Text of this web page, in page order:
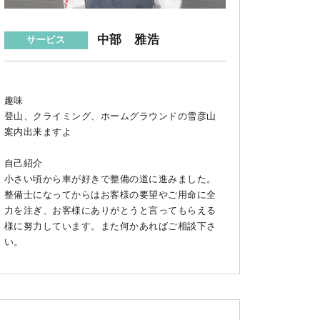
サービス 中部 雅浩
趣味
登山、クライミング、ホームグラウンドの雪彦山
案内出来ますよ
自己紹介
小さい頃から車が好きで整備の道に進みました。
整備士になってからはお客様の要望やご用命に全
力を注ぎ、お客様にありがとうと言ってもらえる
様に努力しています。また何かあればご相談下さ
い。